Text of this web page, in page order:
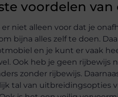
voordelen
niet alleen voor dat je
bijna alles zelf te doen.
en je kunt er vaak
Ook heb je geen rijbewijs
zonder rijbewijs.
tal van uitbreidingsopties